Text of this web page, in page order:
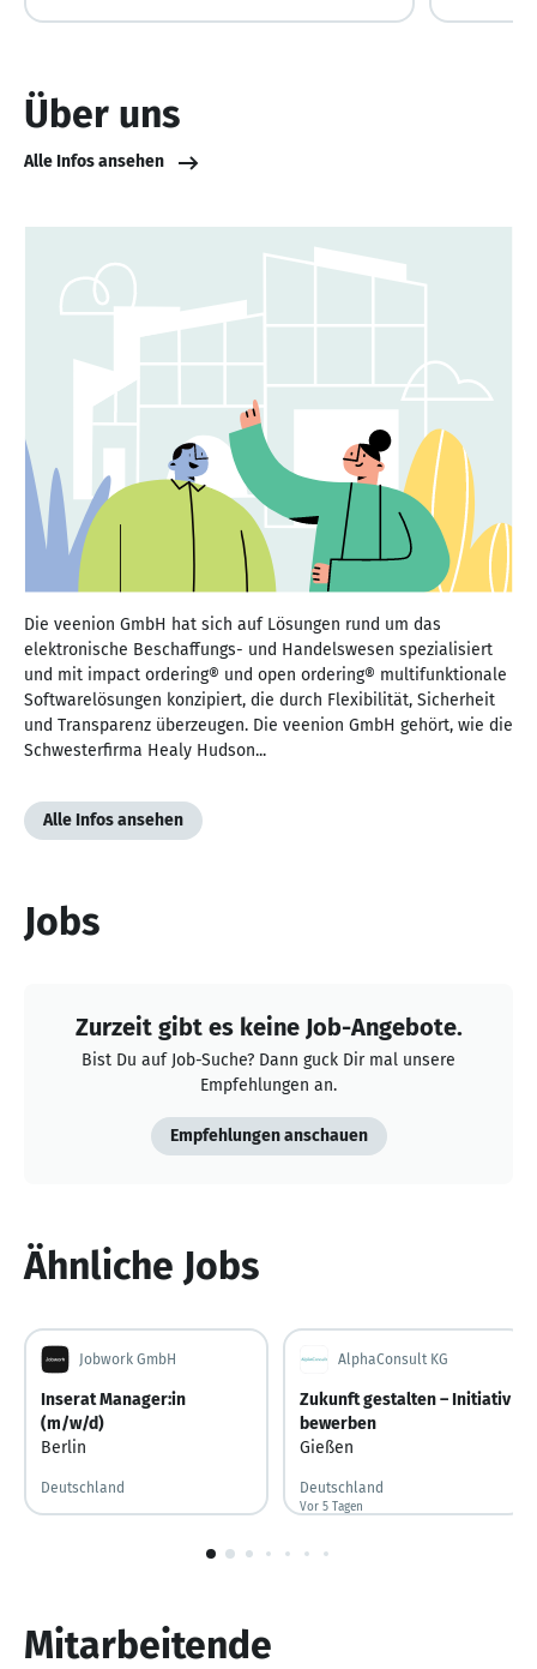
Über uns
Alle Infos ansehen
Die veenion GmbH hat sich auf Lösungen rund um das
elektronische Beschaffungs- und Handelswesen spezialisiert
und mit impact ordering® und open ordering® multifunktionale
Softwarelösungen konzipiert, die durch Flexibilität, Sicherheit
und Transparenz überzeugen. Die veenion GmbH gehört, wie die
Schwesterfirma Healy Hudson...
Alle Infos ansehen
Jobs
Zurzeit gibt es keine Job-Angebote.
Bist Du auf Job-Suche? Dann guck Dir mal unsere
Empfehlungen an.
Empfehlungen anschauen
Ähnliche Jobs
Jobwork GmbH
Inserat Manager:in
(m/w/d)
Berlin
Deutschland
AlphaConsult KG
Zukunft gestalten – Initiativ
bewerben
Gießen
Deutschland
Vor 5 Tagen
Vor 5 Tagen veröffentlicht
1
Mitarbeitende